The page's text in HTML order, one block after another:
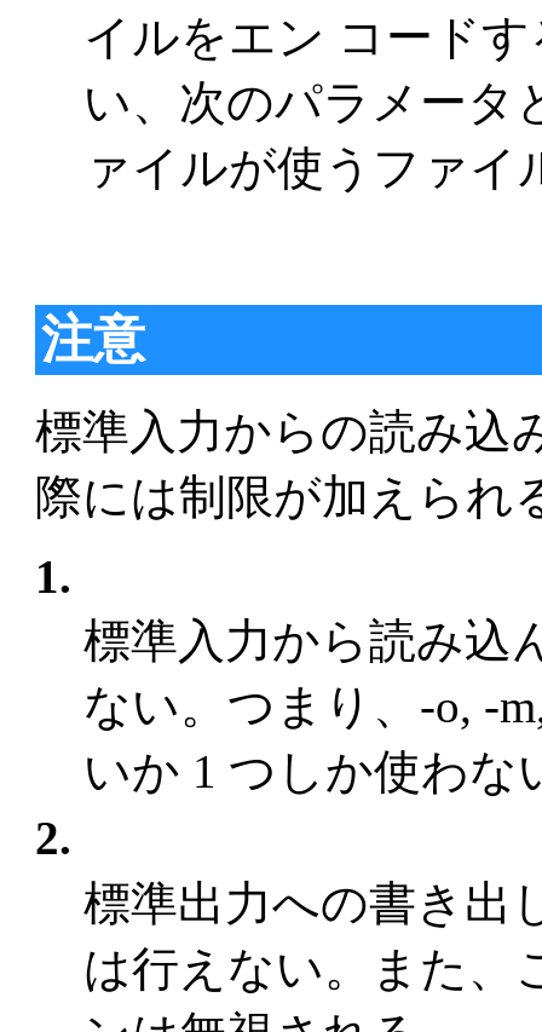
イルをエン コード
い、次のパラメータ
ァイルが使うファ
注意
標準入力からの読み込
際には制限が加えられ
1.
標準入力から読み込
ない。つまり、-o, -
いか 1 つしか使わ
2.
標準出力への書き出
は行えない。また、